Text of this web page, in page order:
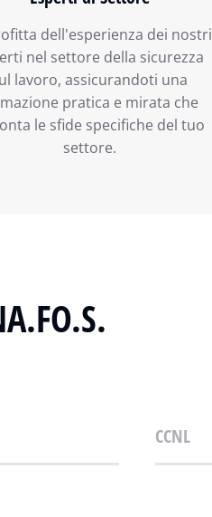
dell'esperienza dei nostri
nel settore della sicurezza
lavoro, assicurandoti una
pratica e mirata che
le sfide specifiche del tuo
settore.
CCNL